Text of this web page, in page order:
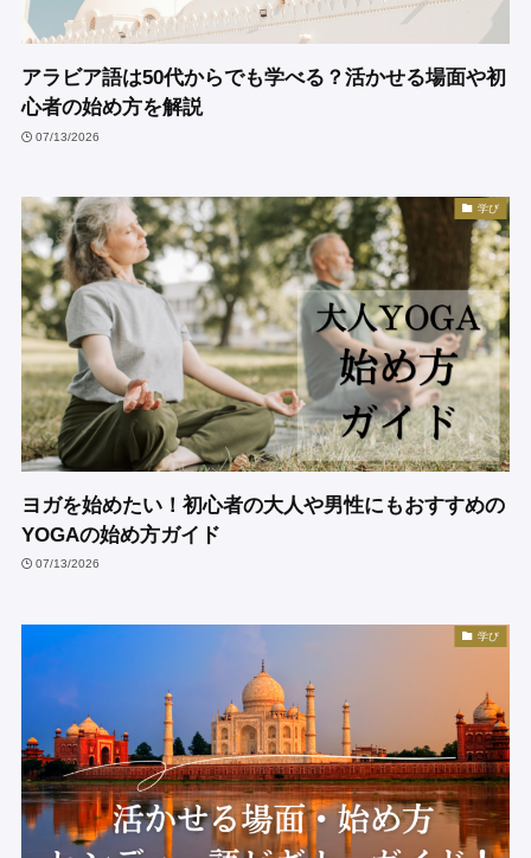
アラビア語は50代からでも学べる？活かせる場面や初
心者の始め方を解説
07/13/2026
学び
ヨガを始めたい！初心者の大人や男性にもおすすめの
YOGAの始め方ガイド
07/13/2026
学び